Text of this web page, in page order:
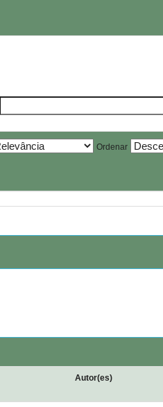
Ordenar
Autor(es)